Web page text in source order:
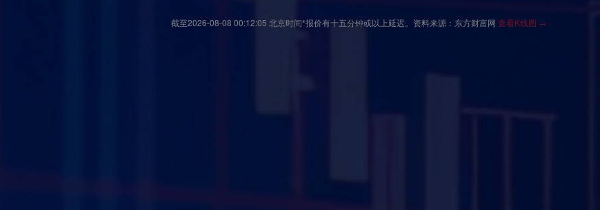
截至2026-08-08 00:12:05 北京时间*报价有十五分钟或以上延迟。资料来源：东方财富网 查看K线图 →